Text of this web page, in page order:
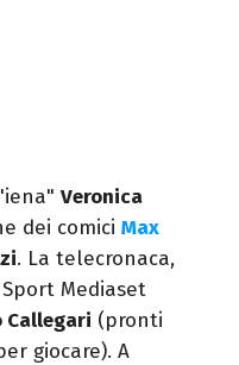
Veronica
dei comici Max
. La telecronaca,
Mediaset
Callegari (pronti
giocare). A